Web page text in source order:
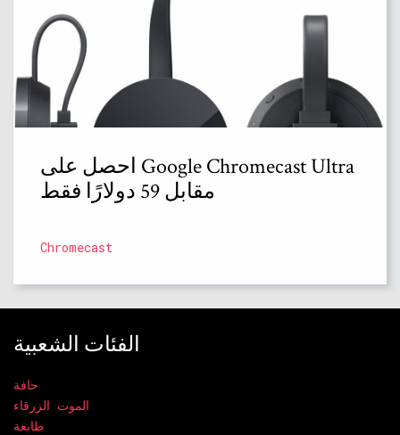
احصل على Google Chromecast Ultra
مقابل 59 دولارًا فقط
Chromecast
الفئات الشعبية
حافة
الموت الزرقاء
طابعة